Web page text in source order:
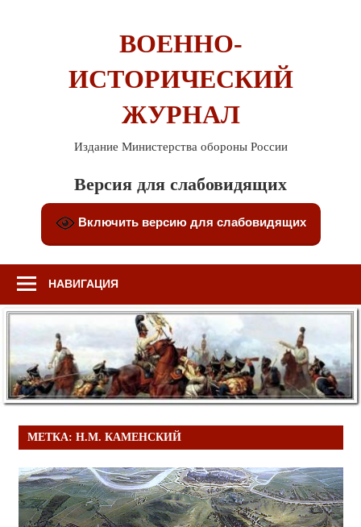
ВОЕННО-
ИСТОРИЧЕСКИЙ
ЖУРНАЛ
Издание Министерства обороны России
Версия для слабовидящих
Включить версию для слабовидящих
НАВИГАЦИЯ
МЕТКА: Н.М. КАМЕНСКИЙ